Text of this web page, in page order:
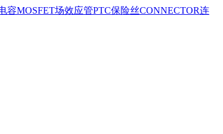
容MOSFET场效应管PTC保险丝CONNECTOR连